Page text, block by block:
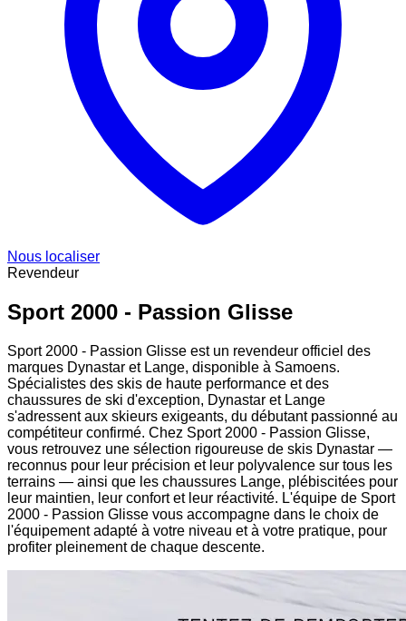
Nous localiser
Revendeur
Sport 2000 - Passion Glisse
Sport 2000 - Passion Glisse est un revendeur officiel des
marques Dynastar et Lange, disponible à Samoens.
Spécialistes des skis de haute performance et des
chaussures de ski d'exception, Dynastar et Lange
s'adressent aux skieurs exigeants, du débutant passionné au
compétiteur confirmé. Chez Sport 2000 - Passion Glisse,
vous retrouvez une sélection rigoureuse de skis Dynastar —
reconnus pour leur précision et leur polyvalence sur tous les
terrains — ainsi que les chaussures Lange, plébiscitées pour
leur maintien, leur confort et leur réactivité. L'équipe de Sport
2000 - Passion Glisse vous accompagne dans le choix de
l'équipement adapté à votre niveau et à votre pratique, pour
profiter pleinement de chaque descente.